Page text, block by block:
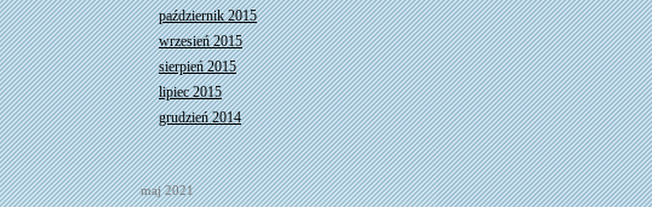
październik 2015
wrzesień 2015
sierpień 2015
lipiec 2015
grudzień 2014
maj 2021